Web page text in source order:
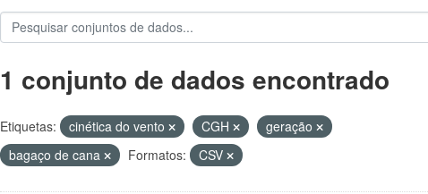
1 conjunto de dados encontrado
Etiquetas: cinética do vento CGH
geração
bagaço de cana
Formatos: CSV